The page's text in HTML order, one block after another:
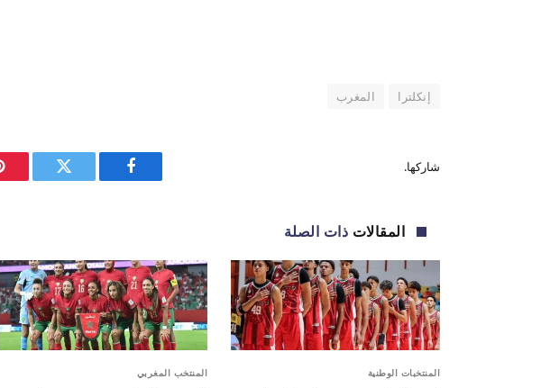
إنكلترا المغرب
شاركها.
فيسبوك
تويتر
المقالات ذات الصلة
المنتخبات الوطنية المنتخب المغربي